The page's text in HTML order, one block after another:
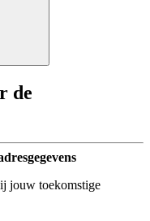
de
jouw toekomstige